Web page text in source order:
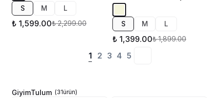
S M L
₺ 1,599.00₺ 2,299.00 S M L
₺ 1,399.00₺ 1,899.00
1 2 3 4 5
GiyimTulum (31ürün)